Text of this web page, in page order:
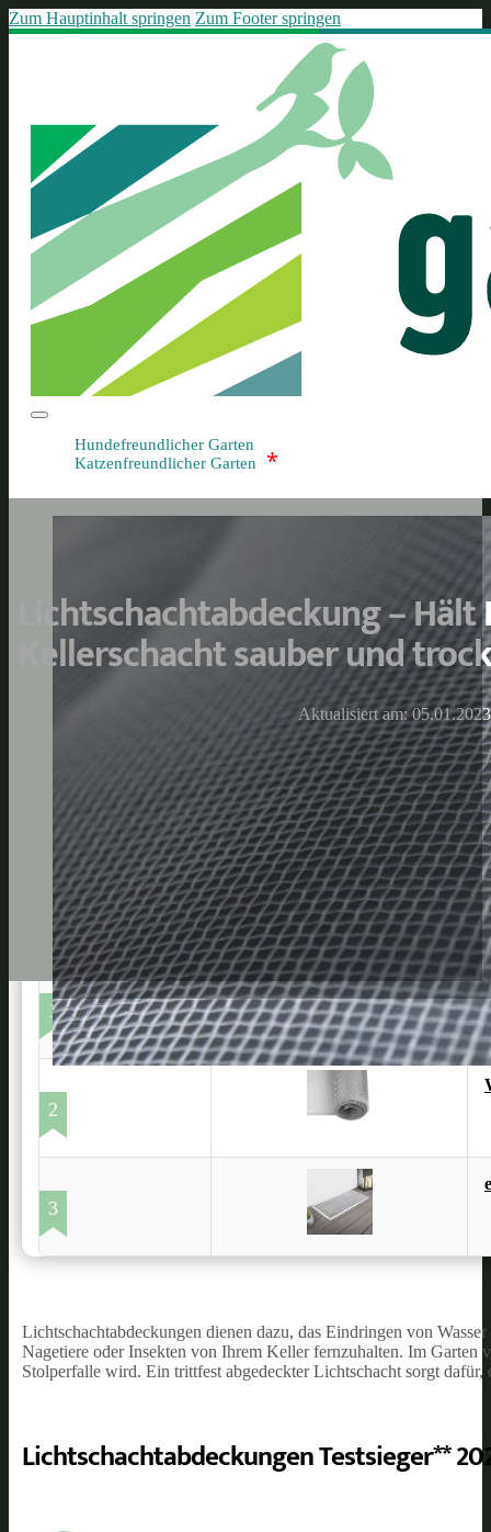
Zum Hauptinhalt springen Zum Footer springen
Hundefreundlicher Garten
Katzenfreundlicher Garten
*
Lichtschachtabdeckung –
Kellerschacht sauber und
Aktualisiert am: 05.01.2023
1
2
3
Lichtschachtabdeckungen dienen dazu, das Eindringen von
Nagetiere oder Insekten von Ihrem Keller fernzuhalten. Im Garten
Stolperfalle wird. Ein trittfest abgedeckter Lichtschacht sorgt
Lichtschachtabdeckungen Testsieger**